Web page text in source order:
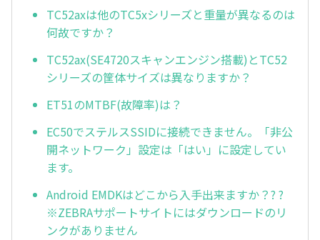
TC52axは他のTC5xシリーズと重量が異なるのは
何故ですか？
TC52ax(SE4720スキャンエンジン搭載)とTC52
シリーズの筐体サイズは異なりますか？
ET51のMTBF(故障率)は？
EC50でステルスSSIDに接続できません。「非公
開ネットワーク」設定は「はい」に設定してい
ます。
Android EMDKはどこから入手出来ますか？? ?
※ZEBRAサポートサイトにはダウンロードのリ
ンクがありません